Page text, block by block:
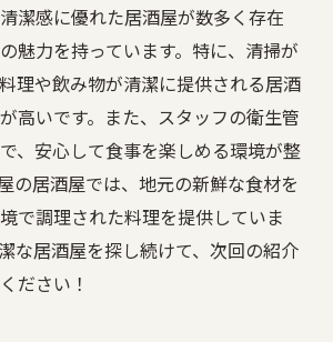
潔感に優れた居酒屋が数多く存在
魅力を持っています。特に、清掃が
理や飲み物が清潔に提供される居酒
高いです。また、スタッフの衛生管
、安心して食事を楽しめる環境が整
の居酒屋では、地元の新鮮な食材を
で調理された料理を提供していま
な居酒屋を探し続けて、次回の紹介
ださい！